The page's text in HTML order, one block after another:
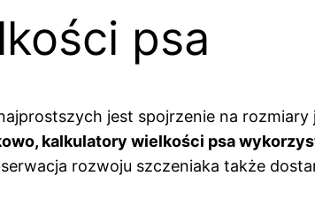
psa
jest spojrzenie na
kalkulatory wielkości psa
rozwoju szczeniaka także